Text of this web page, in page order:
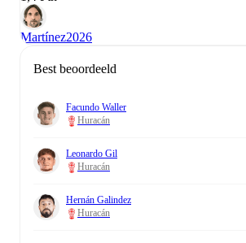
Martínez2026
Best beoordeeld
Facundo Waller
Huracán
Leonardo Gil
Huracán
Hernán Galindez
Huracán